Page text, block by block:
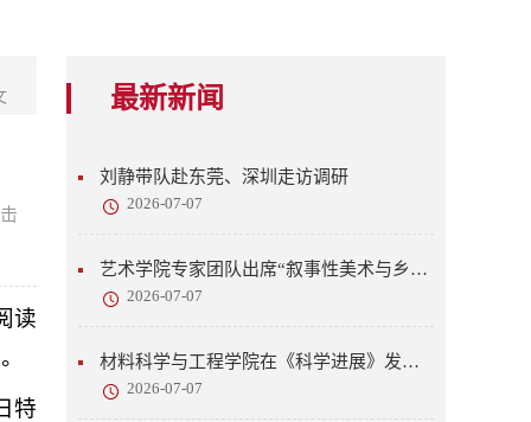
最新新闻
刘静带队赴东莞、深圳走访调研
2026-07-07
艺术学院专家团队出席“叙事性美术与乡村美育”研讨会
2026-07-07
材料科学与工程学院在《科学进展》发表研究成果
2026-07-07
读
特